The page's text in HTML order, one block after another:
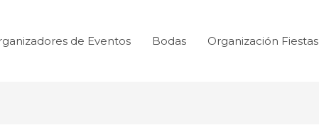
de Eventos Bodas Organización Fiestas